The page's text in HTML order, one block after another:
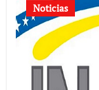
Noticias